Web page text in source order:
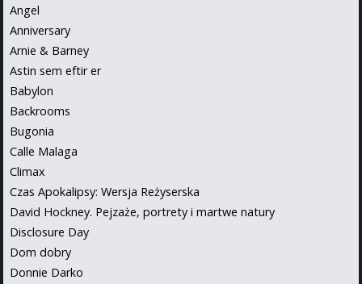
Angel
Anniversary
Arnie & Barney
Astin sem eftir er
Babylon
Backrooms
Bugonia
Calle Malaga
Climax
Czas Apokalipsy: Wersja Reżyserska
David Hockney. Pejzaże, portrety i martwe natury
Disclosure Day
Dom dobry
Donnie Darko